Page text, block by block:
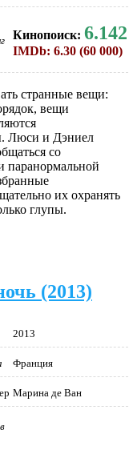
Кинопоиск: 6.142
IMDb: 6.30 (60 000)
странные вещи:
вещи
Люси и Дэниел
со
паранормальной
их охранять
глупы.
(2013)
2013
Франция
Марина де Ван